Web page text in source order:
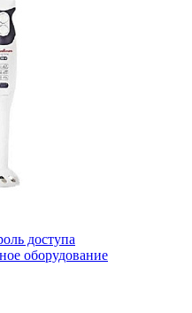
доступа
оборудование